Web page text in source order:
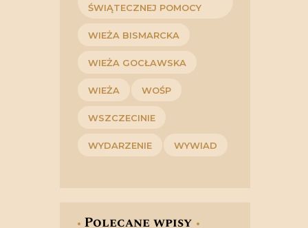
ŚWIĄTECZNEJ POMOCY
WIEŻA BISMARCKA
WIEŻA GOCŁAWSKA
WIEŻA WOŚP
WSZCZECINIE
WYDARZENIE WYWIAD
Polecane wpisy